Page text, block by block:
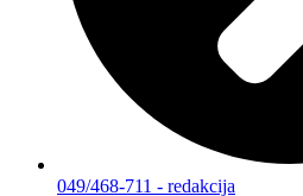
049/468-711 - redakcija